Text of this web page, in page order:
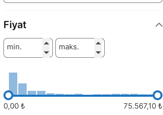
Fiyat
min. maks.
0,00 ₺ 75.567,10 ₺